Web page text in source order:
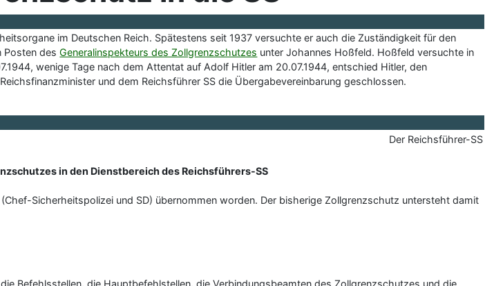
im Deutschen Reich. Spätestens seit 1937 versuchte er auch die Zuständigkeit für den
Posten desGeneralinspekteurs des Zollgrenzschutzes unter Johannes Hoßfeld. Hoßfeld versuchte in
wenige Tage nach dem Attentat auf Adolf Hitler am 20.07.1944, entschied Hitler, den
und dem Reichsführer SS die Übergabevereinbarung geschlossen.
Der Reichsführer-SS
in den Dienstbereich des Reichsführers-SS
Sicherheitspolizei und SD) übernommen worden. Der bisherige Zollgrenzschutz untersteht damit
Befehlsstellen, die Hauptbefehlstellen, die Verbindungsbeamten des Zollgrenzschutzes und die